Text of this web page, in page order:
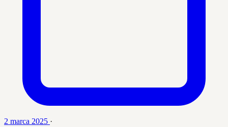
2 marca 2025 ·